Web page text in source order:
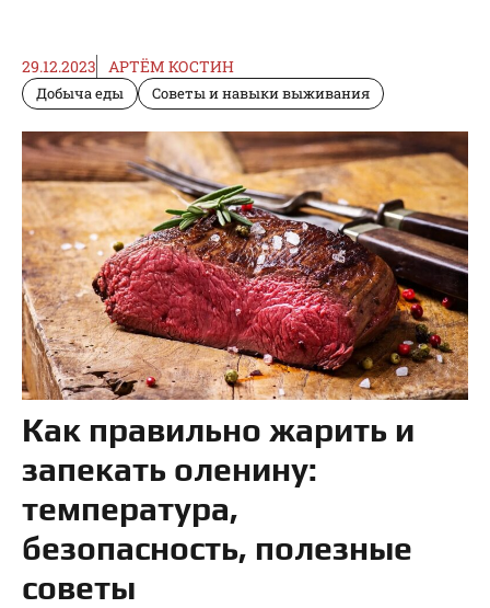
29.12.2023 АРТЁМ КОСТИН
Добыча еды Советы и навыки выживания
Как правильно жарить и
запекать оленину:
температура,
безопасность, полезные
советы